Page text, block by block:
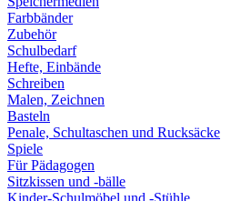
Farbbänder
Zubehör
Schulbedarf
Hefte, Einbände
Schreiben
Malen, Zeichnen
Basteln
Penale, Schultaschen und Rucksäcke
Spiele
Für Pädagogen
Sitzkissen und -bälle